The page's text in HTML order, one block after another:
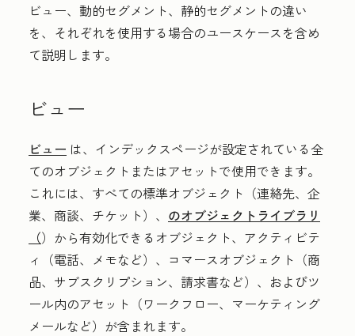
ビュー、動的セグメント、静的セグメントの違い
を、それぞれを使用する場合のユースケースを含め
て説明します。
ビュー
ビュー は、インデックスページが設定されている全
てのオブジェクトまたはアセットで使用できます。
これには、すべての標準オブジェクト（連絡先、企
業、商談、チケット）、 のオブジェクトライブラリ
（）から有効化できるオブジェクト、アクティビテ
ィ（電話、メモなど）、コマースオブジェクト（商
品、サブスクリプション、請求書など）、およびツ
ール内のアセット（ワークフロー、マーケティング
メールなど）が含まれます。